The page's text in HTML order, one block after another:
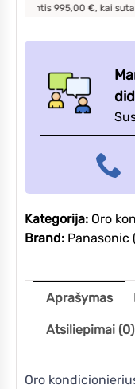
Z20XKE
kondicionierius
2,05/2,8kW
995,00€, kai sutartis
Kategorija: Oro
Brand: Panasonic
Aprašymas
Atsiliepimai (0)
Oro